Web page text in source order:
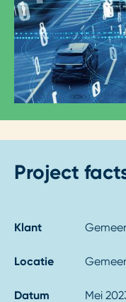
Project
Klant
Locatie
Datum Mei